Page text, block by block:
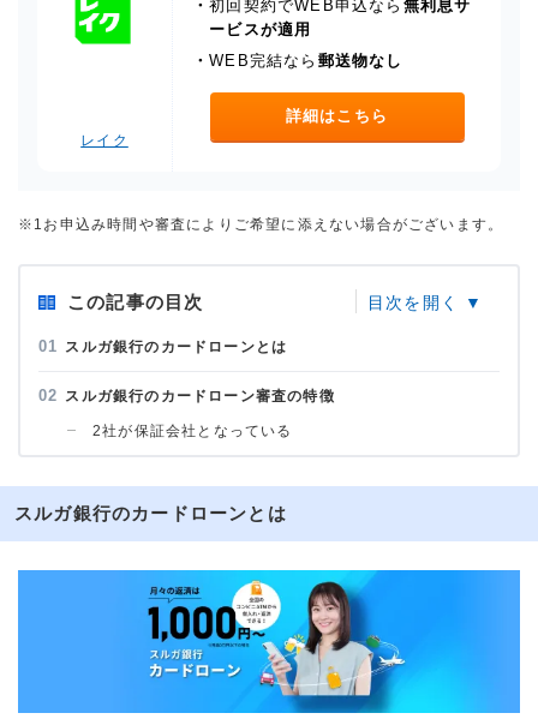
レイク
・初回契約でWEB申込なら 無利息サ
ービスが適用
・WEB完結なら 郵送物なし
詳細はこちら
※1お申込み時間や審査によりご希望に添えない場合がございます。
この記事の目次
スルガ銀行のカードローンとは
スルガ銀行のカードローン審査の特徴
2社が保証会社となっている
スルガ銀行のカードローンとは